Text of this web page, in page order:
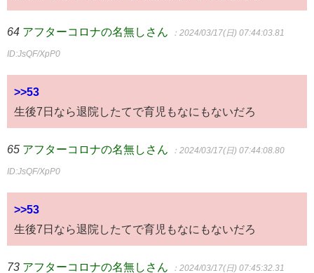
64 アフターコロナの名無しさん ：2024/03/17(日) 07:44:03.81
ID:JsQF/XpP0
>>53
生後7日なら退院したてで育児もなにもないだろ
65 アフターコロナの名無しさん ：2024/03/17(日) 07:44:08.80
ID:JsQF/XpP0
>>53
生後7日なら退院したてで育児もなにもないだろ
73 アフターコロナの名無しさん ：2024/03/17(日) 07:45:32.31